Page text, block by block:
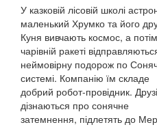
У казковій лісовій школі
маленький Хрумко та його
Куня вивчають космос, а
чарівній ракеті
неймовірну подорож по
системі. Компанію їм складе
добрий робот-провідник. Друзі
дізнаються про сонячне
затемнення, підлетять до